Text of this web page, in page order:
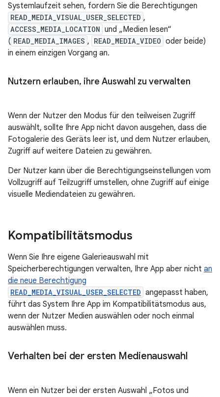
Systemlaufzeit sehen, fordern Sie die Berechtigungen
READ_MEDIA_VISUAL_USER_SELECTED ,
ACCESS_MEDIA_LOCATION und „Medien lesen“
( READ_MEDIA_IMAGES , READ_MEDIA_VIDEO oder beide)
in einem einzigen Vorgang an.
Nutzern erlauben, ihre Auswahl zu verwalten
Wenn der Nutzer den Modus für den teilweisen Zugriff
auswählt, sollte Ihre App nicht davon ausgehen, dass die
Fotogalerie des Geräts leer ist, und dem Nutzer erlauben,
Zugriff auf weitere Dateien zu gewähren.
Der Nutzer kann über die Berechtigungseinstellungen vom
Vollzugriff auf Teilzugriff umstellen, ohne Zugriff auf einige
visuelle Mediendateien zu gewähren.
Kompatibilitätsmodus
Wenn Sie Ihre eigene Galerieauswahl mit
Speicherberechtigungen verwalten, Ihre App aber nicht an
die neue Berechtigung
READ_MEDIA_VISUAL_USER_SELECTED angepasst haben,
führt das System Ihre App im Kompatibilitätsmodus aus,
wenn der Nutzer Medien auswählen oder noch einmal
auswählen muss.
Verhalten bei der ersten Medienauswahl
Wenn ein Nutzer bei der ersten Auswahl „Fotos und